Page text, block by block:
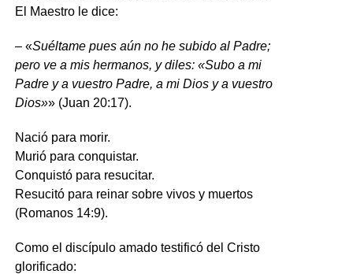
El Maestro le dice:
– «Suéltame pues aún no he subido al Padre;
pero ve a mis hermanos, y diles: «Subo a mi
Padre y a vuestro Padre, a mi Dios y a vuestro
Dios»» (Juan 20:17).
Nació para morir.
Murió para conquistar.
Conquistó para resucitar.
Resucitó para reinar sobre vivos y muertos
(Romanos 14:9).
Como el discípulo amado testificó del Cristo
glorificado: